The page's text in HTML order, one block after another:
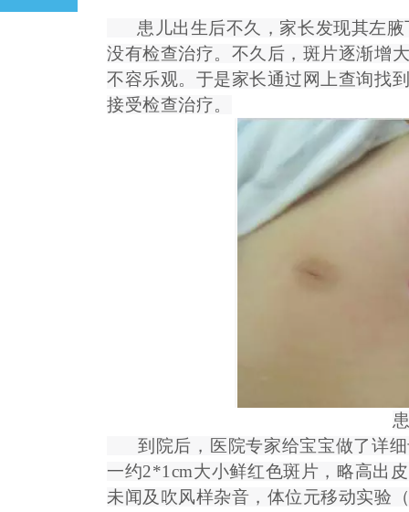
患儿出生后不久，家长发现其左腋
没有检查治疗。不久后，斑片逐渐增
不容乐观。于是家长通过网上查询找
接受检查治疗。
到院后，医院专家给宝宝做了详细
一约2*1cm大小鲜红色斑片，略高出
未闻及吹风样杂音，体位元移动实验